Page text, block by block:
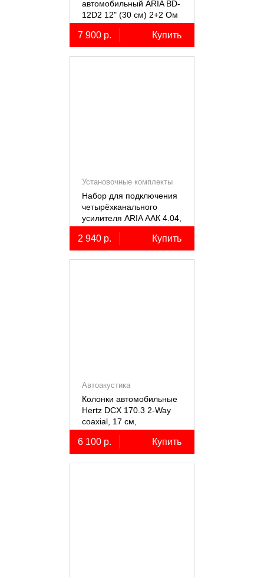
автомобильный ARIA BD-
12D2 12" (30 см) 2+2 Ом
7 900 р. Купить
Установочные комплекты
(КИТы)
Набор для подключения
четырёхканального
усилителя ARIA ААК 4.04,
4AWG, miniANL 60А,
омедненный алюминий
(ССА)
2 940 р. Купить
Автоакустика
Колонки автомобильные
Hertz DCX 170.3 2-Way
coaxial, 17 см,
коаксиальные
двухполосные, 2 шт.
6 100 р. Купить